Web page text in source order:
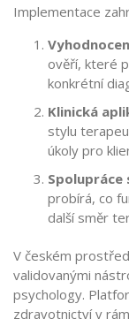
Implementace
ověří, které
konkrétní
Klinická
stylu
úkoly pro
Spolupráce
probírá, co
další směr
V českém
validovanými
psychology.
zdravotnictví v